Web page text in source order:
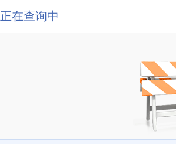
正在查询中